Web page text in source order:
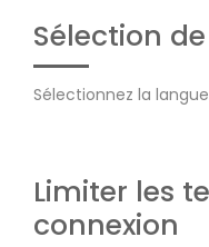
Sélection
Sélectionnez la
Limiter les
connexion